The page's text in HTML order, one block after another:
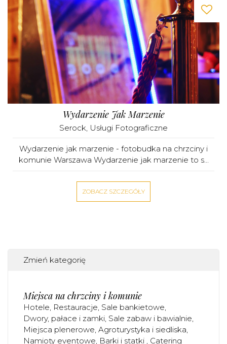
Wydarzenie Jak Marzenie
Serock, Usługi Fotograficzne
Wydarzenie jak marzenie - fotobudka na chrzciny i
komunie Warszawa Wydarzenie jak marzenie to s...
ZOBACZ SZCZEGÓŁY
Zmień kategorię
Miejsca na chrzciny i komunie
Hotele Restauracje Sale bankietowe
Dwory, pałace i zamki Sale zabaw i bawialnie
Miejsca plenerowe Agroturystyka i siedliska
Namioty eventowe Barki i statki Catering